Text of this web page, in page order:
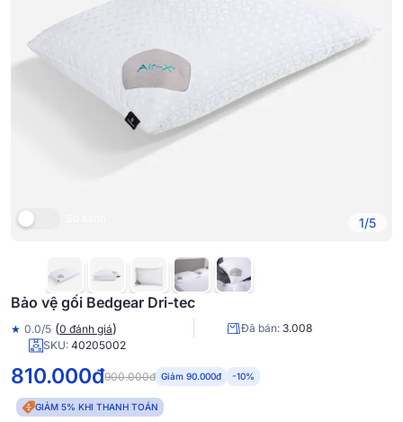
1/5
Bảo vệ gối Bedgear Dri-tec
★ 0.0/5 (0 đánh giá) Đã bán: 3.008
SKU: 40205002
810.000đ900.000đ Giảm 90.000đ -10%
GIẢM 5% KHI THANH TOÁN